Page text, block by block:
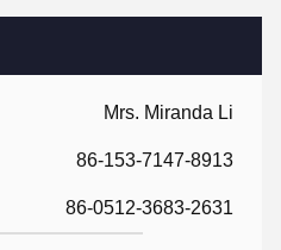
Mrs. Miranda Li
86-153-7147-8913
86-0512-3683-2631